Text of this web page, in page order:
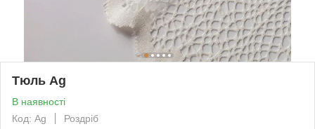
Тюль Ag
В наявності
Код: Ag
Роздріб